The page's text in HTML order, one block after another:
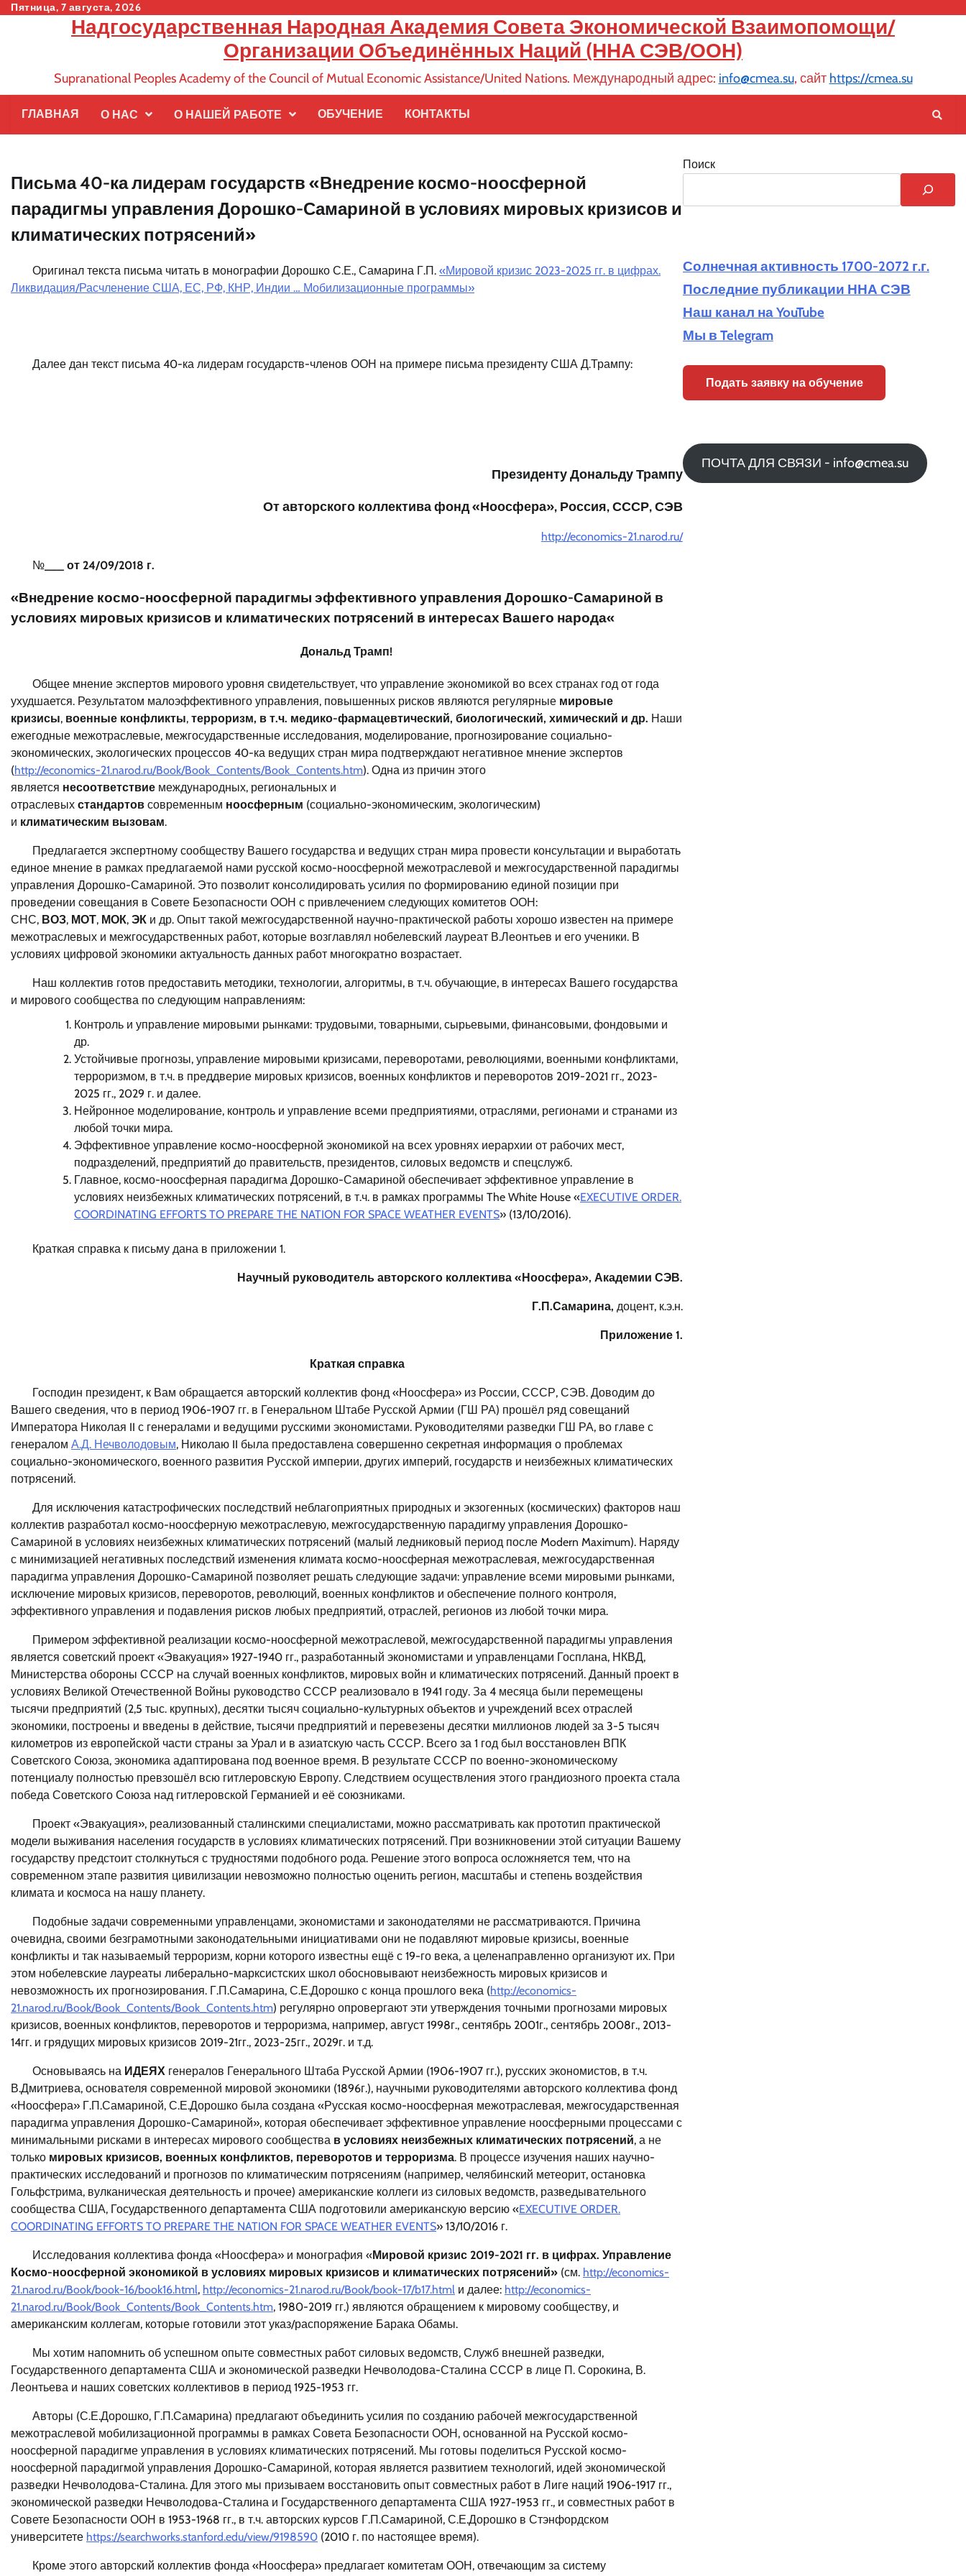
SkipПятница, 7 августа, 2026
Надгосударственная Народная Академия Совета Экономической Взаимопомощи/
Организации Объединённых Наций (ННА СЭВ/ООН)
Supranational Peoples Academy of the Council of Mutual Economic Assistance/United Nations. Международный адрес: info@cmea.su, сайт https://cmea.su
ГЛАВНАЯ О НАС О НАШЕЙ РАБОТЕ ОБУЧЕНИЕ КОНТАКТЫ
Письма 40-ка лидерам государств «Внедрение космо-ноосферной
парадигмы управления Дорошко-Самариной в условиях мировых кризисов и
климатических потрясений»
Оригинал текста письма читать в монографии Дорошко С.Е., Самарина Г.П. «Мировой кризис 2023-2025 гг. в цифрах.
Ликвидация/Расчленение США, ЕС, РФ, КНР, Индии … Мобилизационные программы»
Далее дан текст письма 40-ка лидерам государств-членов ООН на примере письма президенту США Д.Трампу:
Президенту Дональду Трампу
От авторского коллектива фонд «Ноосфера», Россия, СССР, СЭВ
http://economics-21.narod.ru/
№ ___ от 24/09/2018 г.
«Внедрение космо-ноосферной парадигмы эффективного управления Дорошко-Самариной в
условиях мировых кризисов и климатических потрясений в интересах Вашего народа«
Дональд Трамп!
Общее мнение экспертов мирового уровня свидетельствует, что управление экономикой во всех странах год от года
ухудшается. Результатом малоэффективного управления, повышенных рисков являются регулярные мировые
кризисы, военные конфликты, терроризм, в т.ч. медико-фармацевтический, биологический, химический и др. Наши
ежегодные межотраслевые, межгосударственные исследования, моделирование, прогнозирование социально-
экономических, экологических процессов 40-ка ведущих стран мира подтверждают негативное мнение экспертов
(http://economics-21.narod.ru/Book/Book_Contents/Book_Contents.htm). Одна из причин этого
является несоответствие международных, региональных и
отраслевых стандартов современным ноосферным (социально-экономическим, экологическим)
и климатическим вызовам.
Предлагается экспертному сообществу Вашего государства и ведущих стран мира провести консультации и выработать
единое мнение в рамках предлагаемой нами русской космо-ноосферной межотраслевой и межгосударственной парадигмы
управления Дорошко-Самариной. Это позволит консолидировать усилия по формированию единой позиции при
проведении совещания в Совете Безопасности ООН с привлечением следующих комитетов ООН:
СНС, ВОЗ, МОТ, МОК, ЭК и др. Опыт такой межгосударственной научно-практической работы хорошо известен на примере
межотраслевых и межгосударственных работ, которые возглавлял нобелевский лауреат В.Леонтьев и его ученики. В
условиях цифровой экономики актуальность данных работ многократно возрастает.
Наш коллектив готов предоставить методики, технологии, алгоритмы, в т.ч. обучающие, в интересах Вашего государства
и мирового сообщества по следующим направлениям:
Контроль и управление мировыми рынками: трудовыми, товарными, сырьевыми, финансовыми, фондовыми и
др.
Устойчивые прогнозы, управление мировыми кризисами, переворотами, революциями, военными конфликтами,
терроризмом, в т.ч. в преддверие мировых кризисов, военных конфликтов и переворотов 2019-2021 гг., 2023-
2025 гг., 2029 г. и далее.
Нейронное моделирование, контроль и управление всеми предприятиями, отраслями, регионами и странами из
любой точки мира.
Эффективное управление космо-ноосферной экономикой на всех уровнях иерархии от рабочих мест,
подразделений, предприятий до правительств, президентов, силовых ведомств и спецслужб.
Главное, космо-ноосферная парадигма Дорошко-Самариной обеспечивает эффективное управление в
условиях неизбежных климатических потрясений, в т.ч. в рамках программы The White House «EXECUTIVE ORDER.
COORDINATING EFFORTS TO PREPARE THE NATION FOR SPACE WEATHER EVENTS» (13/10/2016).
Краткая справка к письму дана в приложении 1.
Научный руководитель авторского коллектива «Ноосфера», Академии СЭВ.
Г.П.Самарина, доцент, к.э.н.
Приложение 1.
Краткая справка
Господин президент, к Вам обращается авторский коллектив фонд «Ноосфера» из России, СССР, СЭВ. Доводим до
Вашего сведения, что в период 1906-1907 гг. в Генеральном Штабе Русской Армии (ГШ РА) прошёл ряд совещаний
Императора Николая II с генералами и ведущими русскими экономистами. Руководителями разведки ГШ РА, во главе с
генералом А.Д. Нечволодовым, Николаю II была предоставлена совершенно секретная информация о проблемах
социально-экономического, военного развития Русской империи, других империй, государств и неизбежных климатических
потрясений.
Для исключения катастрофических последствий неблагоприятных природных и экзогенных (космических) факторов наш
коллектив разработал космо-ноосферную межотраслевую, межгосударственную парадигму управления Дорошко-
Самариной в условиях неизбежных климатических потрясений (малый ледниковый период после Modern Maximum). Наряду
с минимизацией негативных последствий изменения климата космо-ноосферная межотраслевая, межгосударственная
парадигма управления Дорошко-Самариной позволяет решать следующие задачи: управление всеми мировыми рынками,
исключение мировых кризисов, переворотов, революций, военных конфликтов и обеспечение полного контроля,
эффективного управления и подавления рисков любых предприятий, отраслей, регионов из любой точки мира.
Примером эффективной реализации космо-ноосферной межотраслевой, межгосударственной парадигмы управления
является советский проект «Эвакуация» 1927-1940 гг., разработанный экономистами и управленцами Госплана, НКВД,
Министерства обороны СССР на случай военных конфликтов, мировых войн и климатических потрясений. Данный проект в
условиях Великой Отечественной Войны руководство СССР реализовало в 1941 году. За 4 месяца были перемещены
тысячи предприятий (2,5 тыс. крупных), десятки тысяч социально-культурных объектов и учреждений всех отраслей
экономики, построены и введены в действие, тысячи предприятий и перевезены десятки миллионов людей за 3-5 тысяч
километров из европейской части страны за Урал и в азиатскую часть СССР. Всего за 1 год был восстановлен ВПК
Советского Союза, экономика адаптирована под военное время. В результате СССР по военно-экономическому
потенциалу полностью превзошёл всю гитлеровскую Европу. Следствием осуществления этого грандиозного проекта стала
победа Советского Союза над гитлеровской Германией и её союзниками.
Проект «Эвакуация», реализованный сталинскими специалистами, можно рассматривать как прототип практической
модели выживания населения государств в условиях климатических потрясений. При возникновении этой ситуации Вашему
государству предстоит столкнуться с трудностями подобного рода. Решение этого вопроса осложняется тем, что на
современном этапе развития цивилизации невозможно полностью оценить регион, масштабы и степень воздействия
климата и космоса на нашу планету.
Подобные задачи современными управленцами, экономистами и законодателями не рассматриваются. Причина
очевидна, своими безграмотными законодательными инициативами они не подавляют мировые кризисы, военные
конфликты и так называемый терроризм, корни которого известны ещё с 19-го века, а целенаправленно организуют их. При
этом нобелевские лауреаты либерально-марксистских школ обосновывают неизбежность мировых кризисов и
невозможность их прогнозирования. Г.П.Самарина, С.Е.Дорошко с конца прошлого века (http://economics-
21.narod.ru/Book/Book_Contents/Book_Contents.htm) регулярно опровергают эти утверждения точными прогнозами мировых
кризисов, военных конфликтов, переворотов и терроризма, например, август 1998г., сентябрь 2001г., сентябрь 2008г., 2013-
14гг. и грядущих мировых кризисов 2019-21гг., 2023-25гг., 2029г. и т.д.
Основываясь на ИДЕЯХ генералов Генерального Штаба Русской Армии (1906-1907 гг.), русских экономистов, в т.ч.
В.Дмитриева, основателя современной мировой экономики (1896г.), научными руководителями авторского коллектива фонд
«Ноосфера» Г.П.Самариной, С.Е.Дорошко была создана «Русская космо-ноосферная межотраслевая, межгосударственная
парадигма управления Дорошко-Самариной», которая обеспечивает эффективное управление ноосферными процессами с
минимальными рисками в интересах мирового сообщества в условиях неизбежных климатических потрясений, а не
только мировых кризисов, военных конфликтов, переворотов и терроризма. В процессе изучения наших научно-
практических исследований и прогнозов по климатическим потрясениям (например, челябинский метеорит, остановка
Гольфстрима, вулканическая деятельность и прочее) американские коллеги из силовых ведомств, разведывательного
сообщества США, Государственного департамента США подготовили американскую версию «EXECUTIVE ORDER.
COORDINATING EFFORTS TO PREPARE THE NATION FOR SPACE WEATHER EVENTS» 13/10/2016 г.
Исследования коллектива фонда «Ноосфера» и монография «Мировой кризис 2019-2021 гг. в цифрах. Управление
Космо-ноосферной экономикой в условиях мировых кризисов и климатических потрясений» (см. http://economics-
21.narod.ru/Book/book-16/book16.html, http://economics-21.narod.ru/Book/book-17/b17.html и далее: http://economics-
21.narod.ru/Book/Book_Contents/Book_Contents.htm, 1980-2019 гг.) являются обращением к мировому сообществу, и
американским коллегам, которые готовили этот указ/распоряжение Барака Обамы.
Мы хотим напомнить об успешном опыте совместных работ силовых ведомств, Служб внешней разведки,
Государственного департамента США и экономической разведки Нечволодова-Сталина СССР в лице П. Сорокина, В.
Леонтьева и наших советских коллективов в период 1925-1953 гг.
Авторы (С.Е.Дорошко, Г.П.Самарина) предлагают объединить усилия по созданию рабочей межгосударственной
межотраслевой мобилизационной программы в рамках Совета Безопасности ООН, основанной на Русской космо-
ноосферной парадигме управления в условиях климатических потрясений. Мы готовы поделиться Русской космо-
ноосферной парадигмой управления Дорошко-Самариной, которая является развитием технологий, идей экономической
разведки Нечволодова-Сталина. Для этого мы призываем восстановить опыт совместных работ в Лиге наций 1906-1917 гг.,
экономической разведки Нечволодова-Сталина и Государственного департамента США 1927-1953 гг., и совместных работ в
Совете Безопасности ООН в 1953-1968 гг., в т.ч. авторских курсов Г.П.Самариной, С.Е.Дорошко в Стэнфордском
университете https://searchworks.stanford.edu/view/9198590 (2010 г. по настоящее время).
Кроме этого авторский коллектив фонда «Ноосфера» предлагает комитетам ООН, отвечающим за систему
Поиск
Солнечная активность 1700-2072 г.г.
Последние публикации ННА СЭВ
Наш канал на YouTube
Мы в Telegram
Подать заявку на обучение
ПОЧТА ДЛЯ СВЯЗИ - info@cmea.su